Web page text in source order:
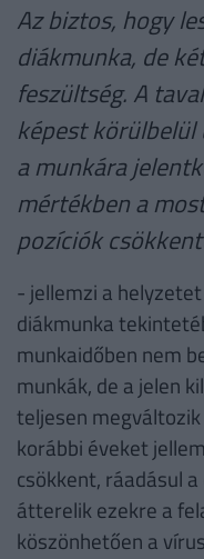
Az biztos, hogy
diákmunka, de
feszültség. A
képest
a munkára
mértékben a
pozíciók
- jellemzi a
diákmunka
munkaidőben nem
munkák, de a jelen
teljesen
korábbi éveket
csökkent, ráadásul
átterelik ezekre a
köszönhetően a